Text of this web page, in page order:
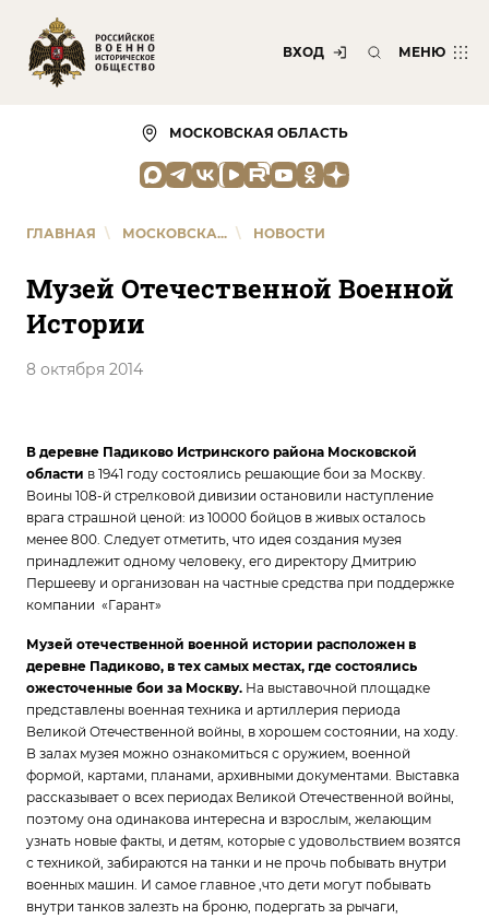
ВХОД МЕНЮ
МОСКОВСКАЯ ОБЛАСТЬ
ГЛАВНАЯ \ МОСКОВСКА... \ НОВОСТИ
Музей Отечественной Военной
Истории
8 октября 2014
В деревне Падиково Истринского района Московской
области в 1941 году состоялись решающие бои за Москву.
Воины 108-й стрелковой дивизии остановили наступление
врага страшной ценой: из 10000 бойцов в живых осталось
менее 800. Следует отметить, что идея создания музея
принадлежит одному человеку, его директору Дмитрию
Першееву и организован на частные средства при поддержке
компании «Гарант»
Музей отечественной военной истории расположен в
деревне Падиково, в тех самых местах, где состоялись
ожесточенные бои за Москву. На выставочной площадке
представлены военная техника и артиллерия периода
Великой Отечественной войны, в хорошем состоянии, на ходу.
В залах музея можно ознакомиться с оружием, военной
формой, картами, планами, архивными документами. Выставка
рассказывает о всех периодах Великой Отечественной войны,
поэтому она одинакова интересна и взрослым, желающим
узнать новые факты, и детям, которые с удовольствием возятся
с техникой, забираются на танки и не прочь побывать внутри
военных машин. И самое главное ,что дети могут побывать
внутри танков залезть на броню, подергать за рычаги,